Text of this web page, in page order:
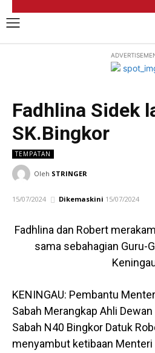
Fadhlina Sidek
SK.Bingkor
TEMPATAN
Oleh STRINGER
15/07/2024 Dikemaskini 15/07/2024
Fadhlina dan Robert
sama sebahagian Guru-
KENINGAU: Pembantu
Sabah Merangkap Ahli
Sabah N40 Bingkor Datuk
menyambut ketibaan Menteri